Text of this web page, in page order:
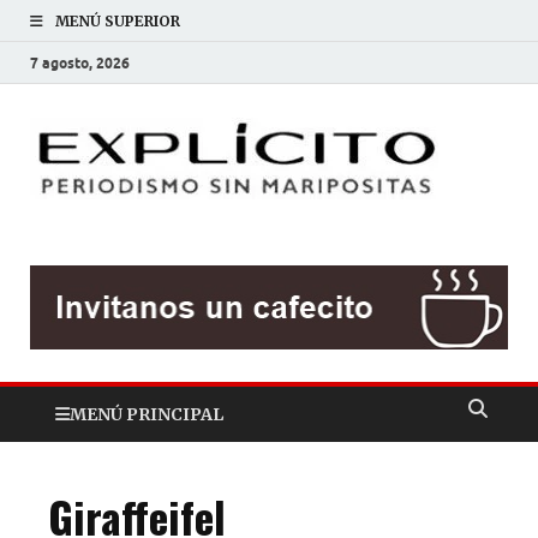
MENÚ SUPERIOR
7 agosto, 2026
MENÚ PRINCIPAL
Giraffeifel